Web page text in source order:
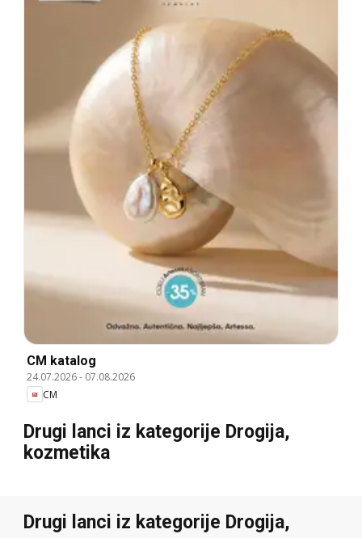
CM katalog
24.07.2026- 07.08.2026
CM
Drugi lanci iz kategorije Drogija,
kozmetika
Drugi lanci iz kategorije Drogija,